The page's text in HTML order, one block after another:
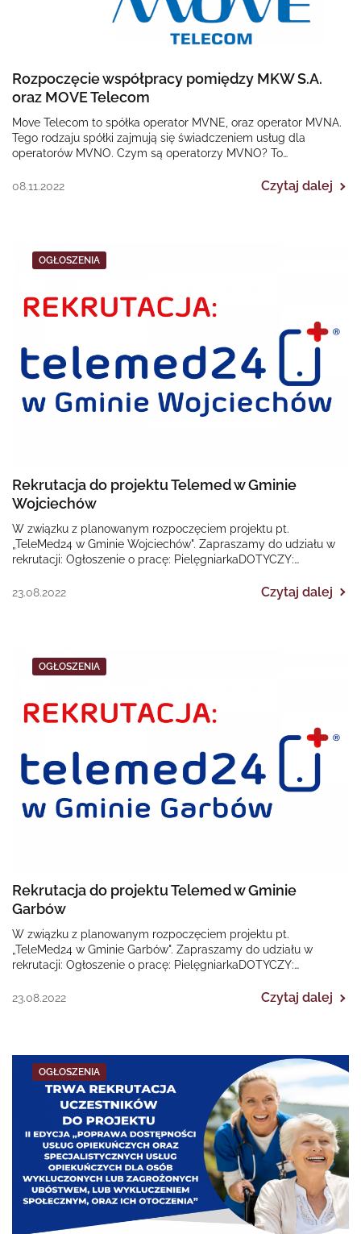
Rozpoczęcie współpracy pomiędzy MKW S.A.
oraz MOVE Telecom
Move Telecom to spółka operator MVNE, oraz operator MVNA.
Tego rodzaju spółki zajmują się świadczeniem usług dla
operatorów MVNO. Czym są operatorzy MVNO? To…
08.11.2022 Czytaj dalej
OGŁOSZENIA
Rekrutacja do projektu Telemed w Gminie
Wojciechów
W związku z planowanym rozpoczęciem projektu pt.
„TeleMed24 w Gminie Wojciechów". Zapraszamy do udziału w
rekrutacji: Ogłoszenie o pracę: PielęgniarkaDOTYCZY:
23.08.2022
Czytaj dalej
OGŁOSZENIA
Rekrutacja do projektu Telemed w Gminie
Garbów
W związku z planowanym rozpoczęciem projektu pt.
„TeleMed24 w Gminie Garbów". Zapraszamy do udziału w
rekrutacji: Ogłoszenie o pracę: PielęgniarkaDOTYCZY:
23.08.2022
Czytaj dalej
OGŁOSZENIA